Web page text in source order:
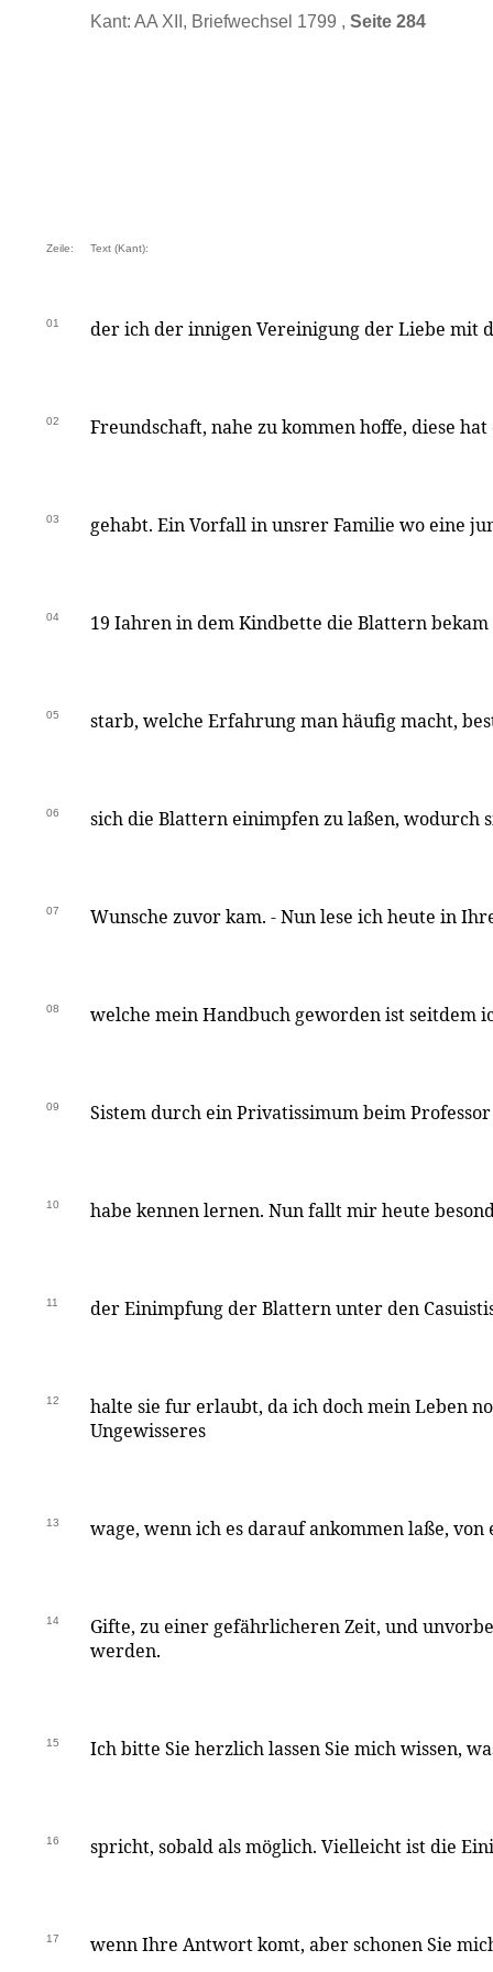
Kant: AA XII, Briefwechsel 1799 , Seite 284
Zeile: Text (Kant):
01 der ich der innigen Vereinigung der Liebe mit
02 Freundschaft, nahe zu kommen hoffe, diese
03 gehabt. Ein Vorfall in unsrer Familie wo eine
04 19 Iahren in dem Kindbette die Blattern
05 starb, welche Erfahrung man häufig macht,
06 sich die Blattern einimpfen zu laßen, wodurch
07 Wunsche zuvor kam. - Nun lese ich heute in
08 welche mein Handbuch geworden ist seitdem
09 Sistem durch ein Privatissimum beim
10 habe kennen lernen. Nun fallt mir heute
11 der Einimpfung der Blattern unter den
12
halte sie fur erlaubt, da ich doch mein Leben
Ungewisseres
13 wage, wenn ich es darauf ankommen laße, von
14
Gifte, zu einer gefährlicheren Zeit, und
werden.
15 Ich bitte Sie herzlich lassen Sie mich wissen,
16 spricht, sobald als möglich. Vielleicht ist die
17 wenn Ihre Antwort komt, aber schonen Sie